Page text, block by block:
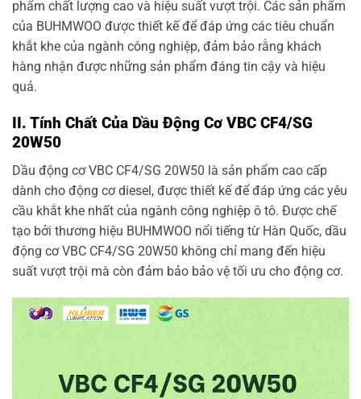
phẩm chất lượng cao và hiệu suất vượt trội. Các sản phẩm
của BUHMWOO được thiết kế để đáp ứng các tiêu chuẩn
khắt khe của ngành công nghiệp, đảm bảo rằng khách
hàng nhận được những sản phẩm đáng tin cậy và hiệu
quả.
II. Tính Chất Của Dầu Động Cơ VBC CF4/SG
20W50
Dầu động cơ VBC CF4/SG 20W50 là sản phẩm cao cấp
dành cho động cơ diesel, được thiết kế để đáp ứng các yêu
cầu khắt khe nhất của ngành công nghiệp ô tô. Được chế
tạo bởi thương hiệu BUHMWOO nổi tiếng từ Hàn Quốc, dầu
động cơ VBC CF4/SG 20W50 không chỉ mang đến hiệu
suất vượt trội mà còn đảm bảo bảo vệ tối ưu cho động cơ.